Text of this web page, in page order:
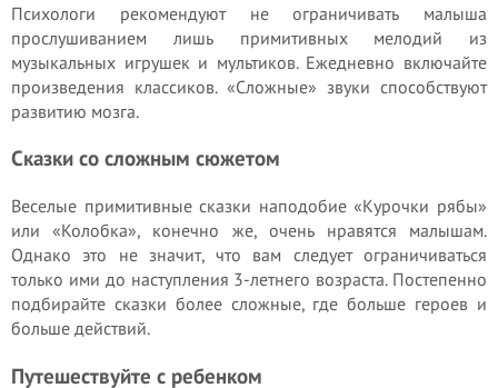
Психологи рекомендуют не ограничивать малыша
прослушиванием лишь примитивных мелодий из
музыкальных игрушек и мультиков. Ежедневно включайте
произведения классиков. «Сложные» звуки способствуют
развитию мозга.
Сказки со сложным сюжетом
Веселые примитивные сказки наподобие «Курочки рябы»
или «Колобка», конечно же, очень нравятся малышам.
Однако это не значит, что вам следует ограничиваться
только ими до наступления 3-летнего возраста. Постепенно
подбирайте сказки более сложные, где больше героев и
больше действий.
Путешествуйте с ребенком